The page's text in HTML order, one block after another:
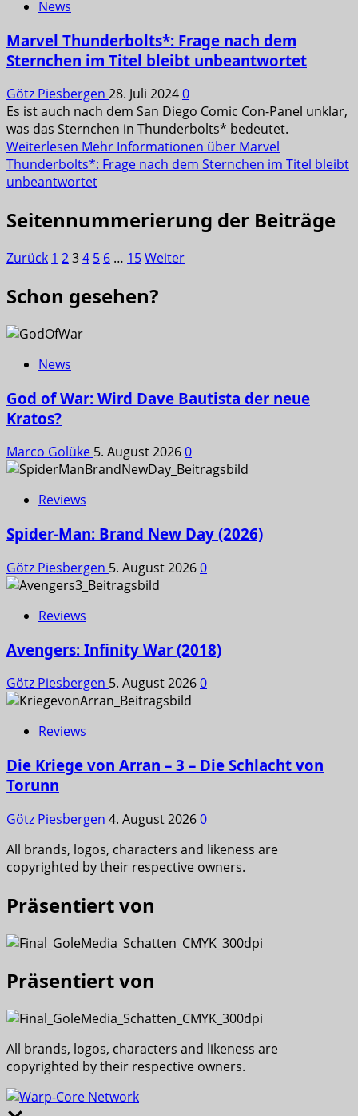
News
Marvel Thunderbolts*: Frage nach dem
Sternchen im Titel bleibt unbeantwortet
Götz Piesbergen 28. Juli 20240
Es ist auch nach dem San Diego Comic Con-Panel unklar,
was das Sternchen in Thunderbolts* bedeutet.
Weiterlesen Mehr Informationen über Marvel
Thunderbolts*: Frage nach dem Sternchen im Titel bleibt
unbeantwortet
Seitennummerierung der Beiträge
Zurück 1 234 5 6 … 15Weiter
Schon gesehen?
News
God of War: Wird Dave Bautista der neue
Kratos?
Marco Golüke 5. August 20260
Reviews
Spider-Man: Brand New Day (2026)
Götz Piesbergen 5. August 20260
Reviews
Avengers: Infinity War (2018)
Götz Piesbergen 5. August 20260
Reviews
Die Kriege von Arran – 3 – Die Schlacht von
Torunn
Götz Piesbergen 4. August 20260
All brands, logos, characters and likeness are
copyrighted by their respective owners.
Präsentiert von
Präsentiert von
All brands, logos, characters and likeness are
copyrighted by their respective owners.